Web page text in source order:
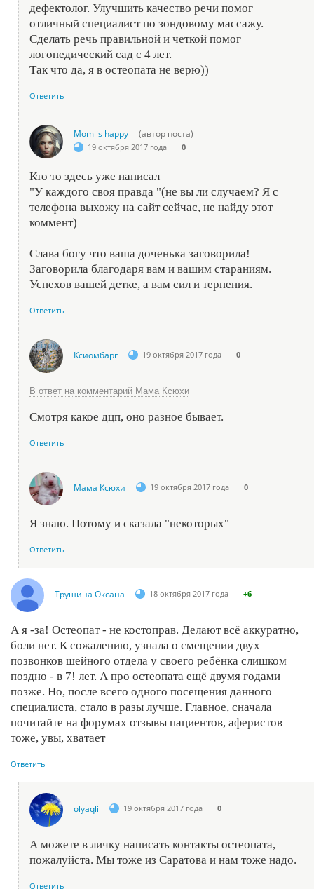
дефектолог. Улучшить качество речи помог
отличный специалист по зондовому массажу.
Сделать речь правильной и четкой помог
логопедический сад с 4 лет.
Так что да, я в остеопата не верю))
Ответить
Mom is happy (автор поста)
19 октября 2017 года 0
Кто то здесь уже написал
"У каждого своя правда "(не вы ли случаем? Я с
телефона выхожу на сайт сейчас, не найду этот
коммент)
Слава богу что ваша доченька заговорила!
Заговорила благодаря вам и вашим стараниям.
Успехов вашей детке, а вам сил и терпения.
Ответить
Ксиомбарг 19 октября 2017 года 0
В ответ на комментарий Мама Ксюхи
Смотря какое дцп, оно разное бывает.
Ответить
Мама Ксюхи 19 октября 2017 года 0
Я знаю. Потому и сказала "некоторых"
Ответить
Трушина Оксана 18 октября 2017 года +6
А я -за! Остеопат - не костоправ. Делают всё аккуратно,
боли нет. К сожалению, узнала о смещении двух
позвонков шейного отдела у своего ребёнка слишком
поздно - в 7! лет. А про остеопата ещё двумя годами
позже. Но, после всего одного посещения данного
специалиста, стало в разы лучше. Главное, сначала
почитайте на форумах отзывы пациентов, аферистов
тоже, увы, хватает
Ответить
olyaqli 19 октября 2017 года 0
А можете в личку написать контакты остеопата,
пожалуйста. Мы тоже из Саратова и нам тоже надо.
Ответить